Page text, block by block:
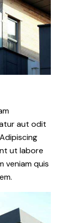
aut odit
ut labore
veniam quis